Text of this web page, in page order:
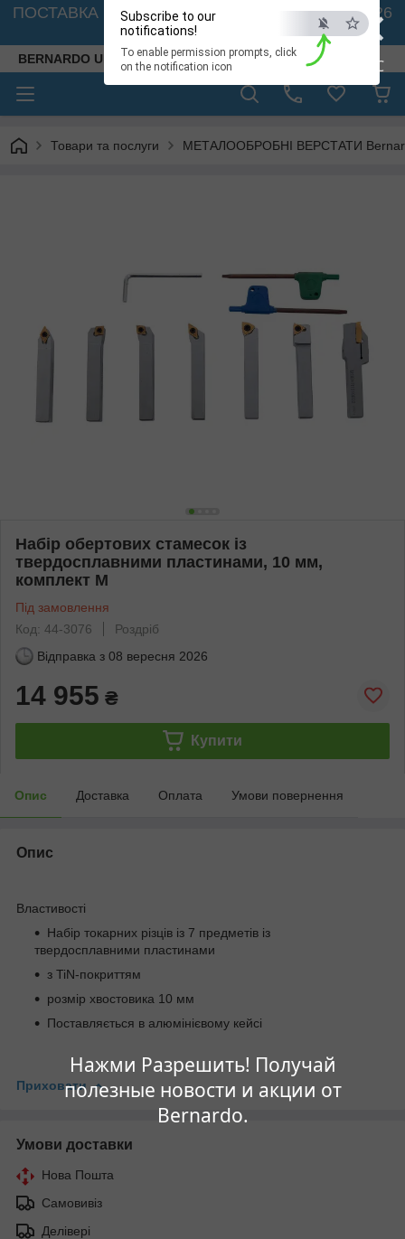
×
ESC
Нажми Разрешить! Получай
полезные новости и акции от
Bernardo.
Subscribe to our
notifications!
To enable permission prompts, click
on the notification icon
ПОСТАВКА ВЕРСТАТІВ З АВСТРІЇ - 🚛 26.08. 2026
🚛
BERNARDO UKRAINE
Товари та послуги МЕТАЛООБРОБНІ ВЕРСТАТИ
Набір обертових стамесок із
твердосплавними пластинами, 10 мм,
комплект M
Під замовлення
Код: 44-3076
Роздріб
Відправка з 08 вересня 2026
14 955 ₴
Купити
Опис Доставка Оплата Умови повернення
Опис
Властивості
Набір токарних різців із 7 предметів із
твердосплавними пластинами
з TiN-покриттям
розмір хвостовика 10 мм
Поставляється в алюмінієвому кейсі
Приховати
Умови доставки
Нова Пошта
Самовивіз
Делівері